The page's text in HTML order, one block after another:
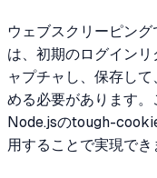
ウェブスクリーピン
は、初期のログイン
ャプチャし、保存し
める必要があります
Node.jsのtough-
用することで実現でき